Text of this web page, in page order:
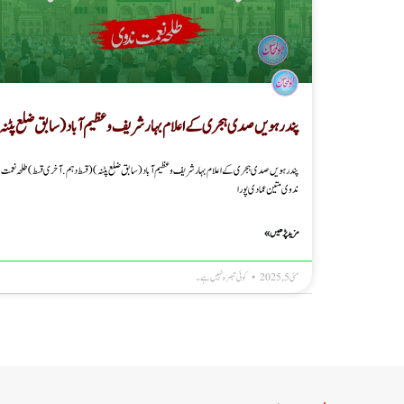
پندرہویں صدی ہجری کے اعلام بہار شریف و عظیم آباد (سابق ضلع
پندرہویں صدی ہجری کے اعلام بہار شریف و عظیم آباد (سابق ضلع پٹنہ) ( قسط دہم. آخری قسط ) طلحہ نعمت
ندوی متین عمادی پورا
مزید پڑھیں »
مئی 5, 2025 کوئی تبصرہ نہیں ہے۔